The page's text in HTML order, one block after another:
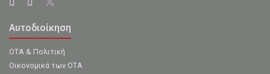
Αυτοδιοίκηση
ΟΤΑ & Πολιτική
Οικονομικά των ΟΤΑ